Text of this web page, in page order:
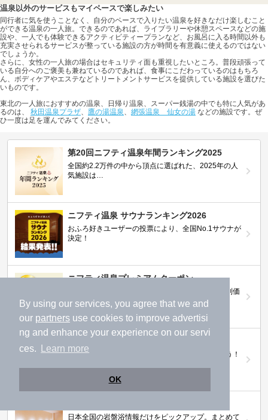
By using our services, you agree that we and
our partners use cookies to improve advertisi
ng and enhance your experience on our servi
ces.
Learn more
OK
温泉以外のサービスもマイペースで楽しみたい
同行者に気を使うことなく、自分のペースで入りたい温泉を好きなだけ楽しむこと
ができる温泉の一人旅。できるのであれば、ライブラリーや休憩スペースなどの施
設や、一人でも体験できるアクティビティープランなど、お風呂に入る時間以外も
充実させられるサービスが整っている施設の方が時間を有意義に使えるのではない
でしょうか。
さらに、女性の一人旅の場合はセキュリティ面も重視したいところ。普段頑張って
いる自分へのご褒美も兼ねているのであれば、食事にこだわっているのはもちろ
ん、ボディケアやエステなどトリートメントサービスを提供している施設を選びた
いものです。
東北の一人旅におすすめの温泉、日帰り温泉、スーパー銭湯の中でも特に人気があ
るのは、 秋田温泉プラザ、 鷹の湯温泉、 網張温泉 仙女の湯 などの施設です。ぜ
ひ一度は足を運んでみてください。
第20回ニフティ温泉年間ランキング2025
全国約2.2万件の中から頂点に選ばれた、2025年の人
気施設は…
ニフティ温泉 サウナランキング2026
おふろ好きユーザーの投票により、全国No.1サウナが
決定！
ニフティ温泉プレミアムクーポン
ノジマモバイル会員向け 通常よりもお得な「特別価
格」で人気の温泉を満喫できる！
行ってみたい施設に投票してプレゼントを当てよう！
日本全国の岩盤浴情報だけをピックアップ。まとめて